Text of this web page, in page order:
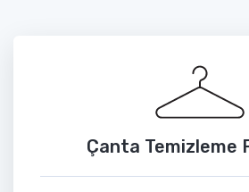
Çanta Temizleme